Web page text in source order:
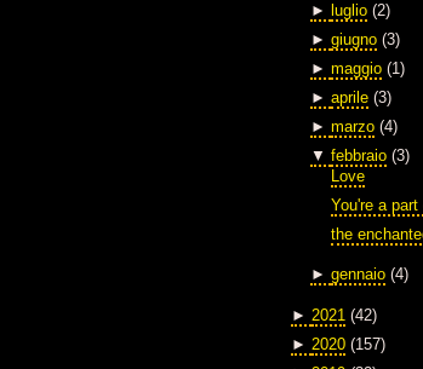
►
luglio (2)
► giugno (3)
► maggio (1)
► aprile (3)
► marzo (4)
▼ febbraio (3)
Love
You're a
the
► gennaio (4)
► 2021 (42)
► 2020 (157)